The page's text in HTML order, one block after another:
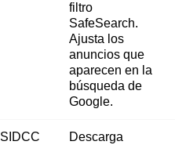
filtro
SafeSearch.
Ajusta los
anuncios que
aparecen en la
búsqueda de
Google.
SIDCC
Descarga